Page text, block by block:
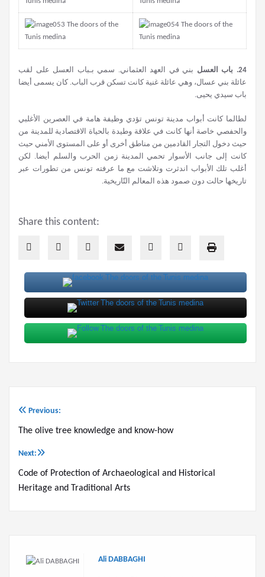
24. باب العسل
بني في العهد العثماني. سمي بـباب العسل على لقب
عائلة بني عسال، وهي عائلة غنية كانت تسكن قرب الباب. كان يسمى أيضا
باب سيدي يحيى.
لطالما كانت أبواب مدينة تونس تؤدي وظيفة هامة في العصرين الأغلبي
والحفصي خاصة أنها كانت في علاقة وطيدة بالحياة الاقتصادية للمدينة من
حيث دخول التجار القادمين من مناطق أخرى أو على المستوى الأمني حيث
كانت إلى جانب الأسوار تحمي المدينة زمن الحرب والسلم أيضا. لكن
أغلب تلك الأبواب اندثرت وتلاشت مع ما عرفته تونس من تطورات عبر
تاريخها حالت دون صمود هذه المعالم التّاريخية.
Share this content:
Post
Previous:
The olive tree knowledge and know-how
Next:
Code of Protection of Archaeological and Historical
Heritage and Traditional Arts
Ali DABBAGHI